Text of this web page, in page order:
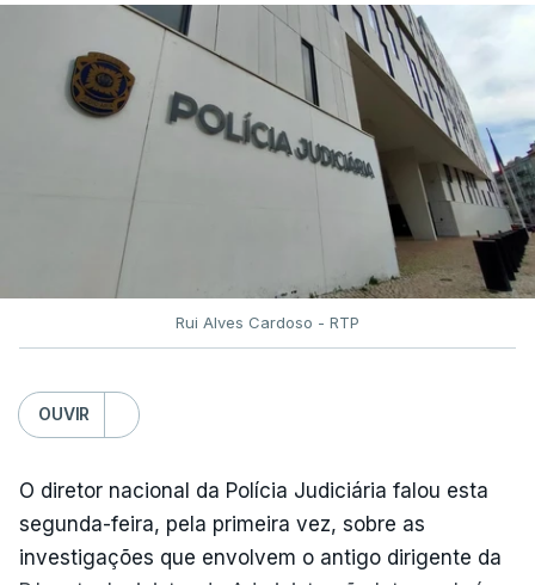
Rui Alves Cardoso - RTP
OUVIR
O diretor nacional da Polícia Judiciária falou esta
segunda-feira, pela primeira vez, sobre as
investigações que envolvem o antigo dirigente da